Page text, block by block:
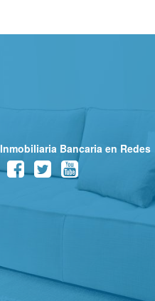
Inmobiliaria Bancaria en Redes